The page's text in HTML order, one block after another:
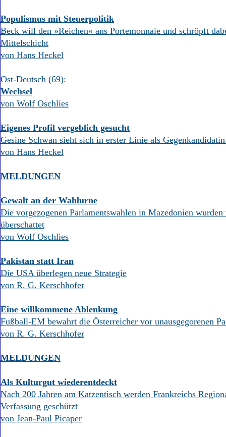
Populismus mit Steuerpolitik
Beck will den »Reichen« ans Portemonnaie und schröpft
Mittelschicht
von Hans Heckel
Ost-Deutsch (69):
Wechsel
von Wolf Oschlies
Eigenes Profil vergeblich gesucht
Gesine Schwan sieht sich in erster Linie als
von Hans Heckel
MELDUNGEN
Gewalt an der Wahlurne
Die vorgezogenen Parlamentswahlen in Mazedonien
überschattet
von Wolf Oschlies
Pakistan statt Iran
Die USA überlegen neue Strategie
von R. G. Kerschhofer
Eine willkommene Ablenkung
Fußball-EM bewahrt die Österreicher vor unausgegorenen
von R. G. Kerschhofer
MELDUNGEN
Als Kulturgut wiederentdeckt
Nach 200 Jahren am Katzentisch werden Frankreichs
Verfassung geschützt
von Jean-Paul Picaper